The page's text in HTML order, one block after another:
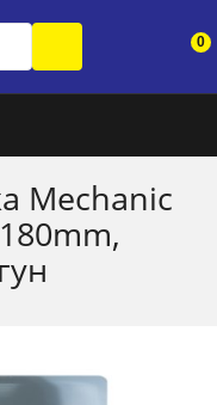
0
Mechanic